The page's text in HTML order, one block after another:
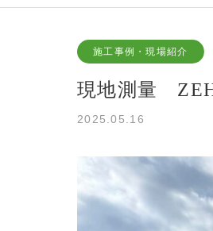
施工事例・現場紹介
現地測量
2025.05.16